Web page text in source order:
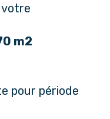
votre
m2
pour période